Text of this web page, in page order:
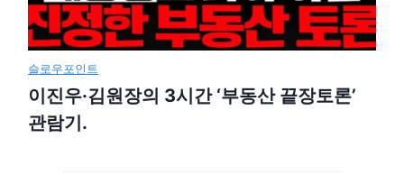
슬로우포인트
이진우·김원장의 3시간 ‘부동산 끝장토론’
관람기.